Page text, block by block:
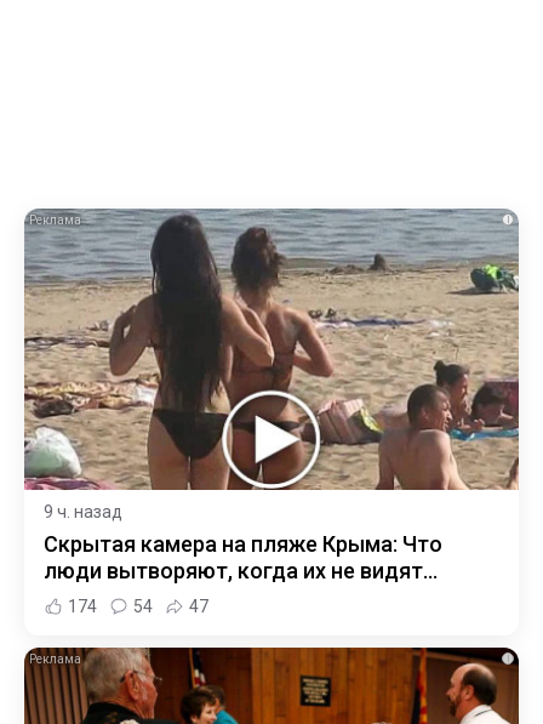
i
9 ч. назад
Скрытая камера на пляже Крыма: Что
люди вытворяют, когда их не видят...
174 54 47
i